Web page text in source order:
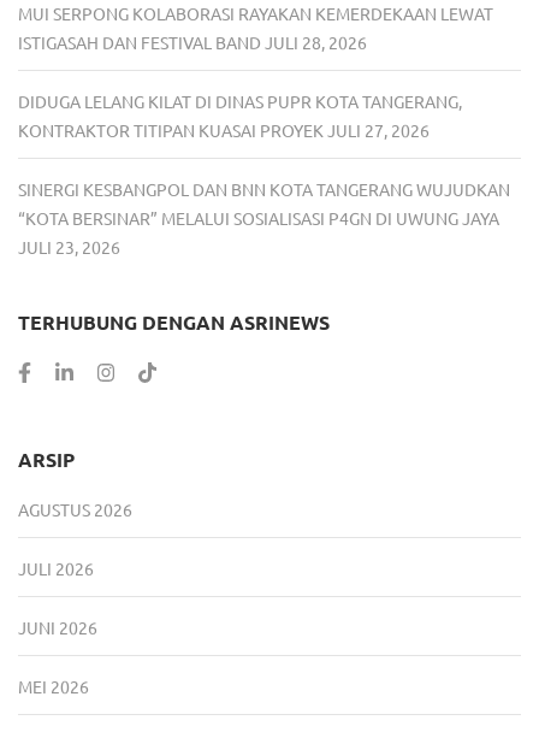
MUI SERPONG KOLABORASI RAYAKAN KEMERDEKAAN LEWAT
ISTIGASAH DAN FESTIVAL BAND JULI 28, 2026
DIDUGA LELANG KILAT DI DINAS PUPR KOTA TANGERANG,
KONTRAKTOR TITIPAN KUASAI PROYEK JULI 27, 2026
SINERGI KESBANGPOL DAN BNN KOTA TANGERANG WUJUDKAN
“KOTA BERSINAR” MELALUI SOSIALISASI P4GN DI UWUNG JAYA
JULI 23, 2026
TERHUBUNG DENGAN ASRINEWS
ARSIP
AGUSTUS 2026
JULI 2026
JUNI 2026
MEI 2026